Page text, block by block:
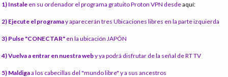
1) Instale en su ordenador el programa gratuito Proton VPN desdeaquí:
2) Ejecute el programay aparecerán tres Ubicaciones libres en la parte izquierda
3) Pulse "CONECTAR" en la ubicación JAPÓN
4) Vuelva a entrar en nuestra weby ya podrá disfrutar de la señal de RT TV
5) Maldigaa los cabecillas del "mundo libre" y a sus ancestros